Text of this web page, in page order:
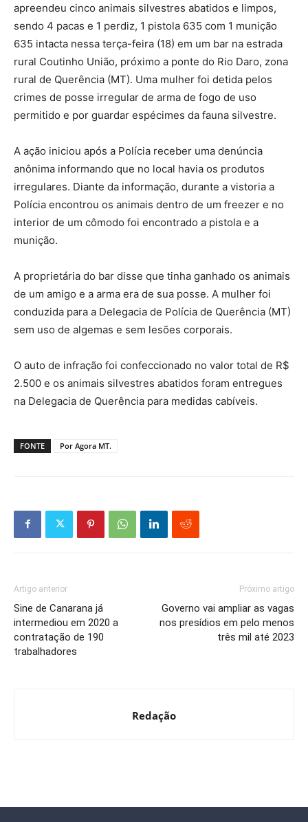
apreendeu cinco animais silvestres abatidos e limpos,
sendo 4 pacas e 1 perdiz, 1 pistola 635 com 1 munição
635 intacta nessa terça-feira (18) em um bar na estrada
rural Coutinho União, próximo a ponte do Rio Daro, zona
rural de Querência (MT). Uma mulher foi detida pelos
crimes de posse irregular de arma de fogo de uso
permitido e por guardar espécimes da fauna silvestre.
A ação iniciou após a Polícia receber uma denúncia
anônima informando que no local havia os produtos
irregulares. Diante da informação, durante a vistoria a
Polícia encontrou os animais dentro de um freezer e no
interior de um cômodo foi encontrado a pistola e a
munição.
A proprietária do bar disse que tinha ganhado os animais
de um amigo e a arma era de sua posse. A mulher foi
conduzida para a Delegacia de Polícia de Querência (MT)
sem uso de algemas e sem lesões corporais.
O auto de infração foi confeccionado no valor total de R$
2.500 e os animais silvestres abatidos foram entregues
na Delegacia de Querência para medidas cabíveis.
FONTE Por Agora MT.
Artigo anterior
Sine de Canarana já
intermediou em 2020 a
contratação de 190
trabalhadores
Próximo artigo
Governo vai ampliar as vagas
nos presídios em pelo menos
três mil até 2023
Redação